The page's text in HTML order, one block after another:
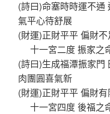
(詩曰)命塞時時運不通
氣平心待舒展
(財運)正財平平 偏財不
十一宮二度 振家之
(詩曰)生成福潭振家門
肉團圓喜氣新
(財運)正財平平 偏財有
十一宮四度 後福之